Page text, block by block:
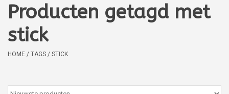
Verzorging
Boekjes
Producten getagd met
stick
HOME / TAGS / STICK